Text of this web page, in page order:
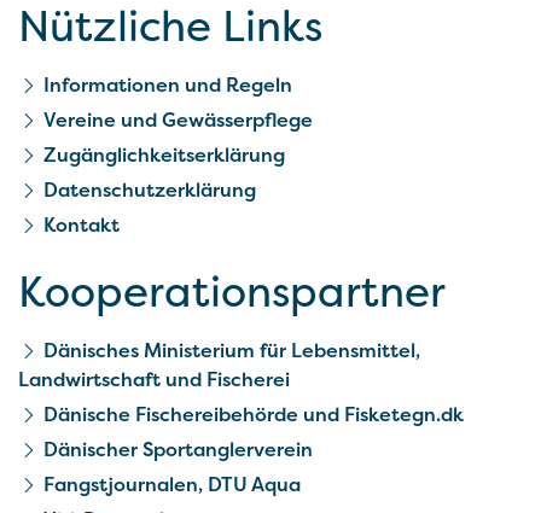
Nützliche Links
Informationen und Regeln
Vereine und Gewässerpflege
Zugänglichkeitserklärung
Datenschutzerklärung
Kontakt
Kooperationspartner
Dänisches Ministerium für Lebensmittel,
Landwirtschaft und Fischerei
Dänische Fischereibehörde und Fisketegn.dk
Dänischer Sportanglerverein
Fangstjournalen, DTU Aqua